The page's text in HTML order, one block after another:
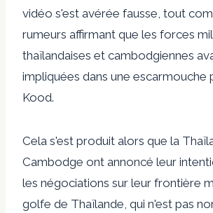
vidéo s'est avérée fausse, tout
rumeurs affirmant que les forces
thaïlandaises et cambodgiennes
impliquées dans une escarmouche
Kood.
Cela s'est produit alors que la
Cambodge ont annoncé leur
les négociations sur leur frontière
golfe de Thaïlande, qui n'est pas